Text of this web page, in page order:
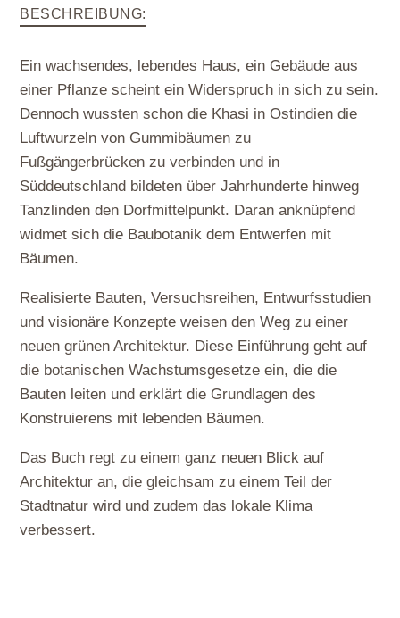
BESCHREIBUNG:
Ein wachsendes, lebendes Haus, ein Gebäude aus
einer Pflanze scheint ein Widerspruch in sich zu sein.
Dennoch wussten schon die Khasi in Ostindien die
Luftwurzeln von Gummibäumen zu
Fußgängerbrücken zu verbinden und in
Süddeutschland bildeten über Jahrhunderte hinweg
Tanzlinden den Dorfmittelpunkt. Daran anknüpfend
widmet sich die Baubotanik dem Entwerfen mit
Bäumen.
Realisierte Bauten, Versuchsreihen, Entwurfsstudien
und visionäre Konzepte weisen den Weg zu einer
neuen grünen Architektur. Diese Einführung geht auf
die botanischen Wachstumsgesetze ein, die die
Bauten leiten und erklärt die Grundlagen des
Konstruierens mit lebenden Bäumen.
Das Buch regt zu einem ganz neuen Blick auf
Architektur an, die gleichsam zu einem Teil der
Stadtnatur wird und zudem das lokale Klima
verbessert.